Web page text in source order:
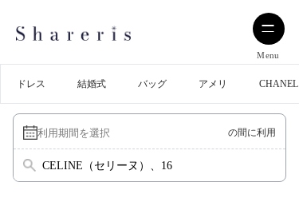
Menu
ドレス 結婚式 バッグ アメリ CHANEL
の間に利用
CELINE（セリーヌ）、16